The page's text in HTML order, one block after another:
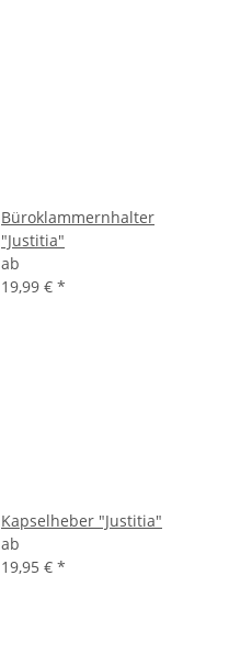
Büroklammernhalter
"Justitia"
ab
19,99 € *
Kapselheber "Justitia"
ab
19,95 € *